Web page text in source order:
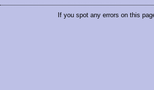
If you spot any errors on this